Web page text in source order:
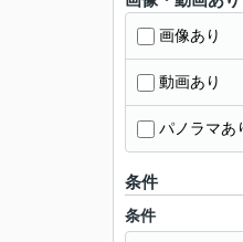
画像あり
動画あり
パノラマあ
条件
条件